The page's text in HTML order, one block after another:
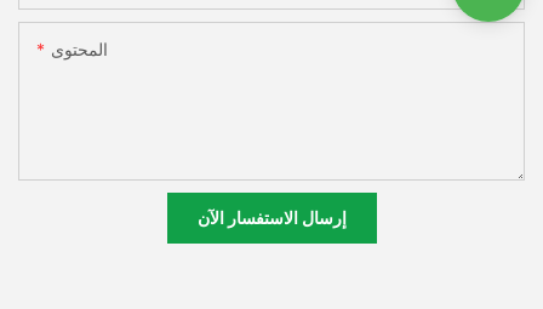
المحتوى
إرسال الاستفسار الآن